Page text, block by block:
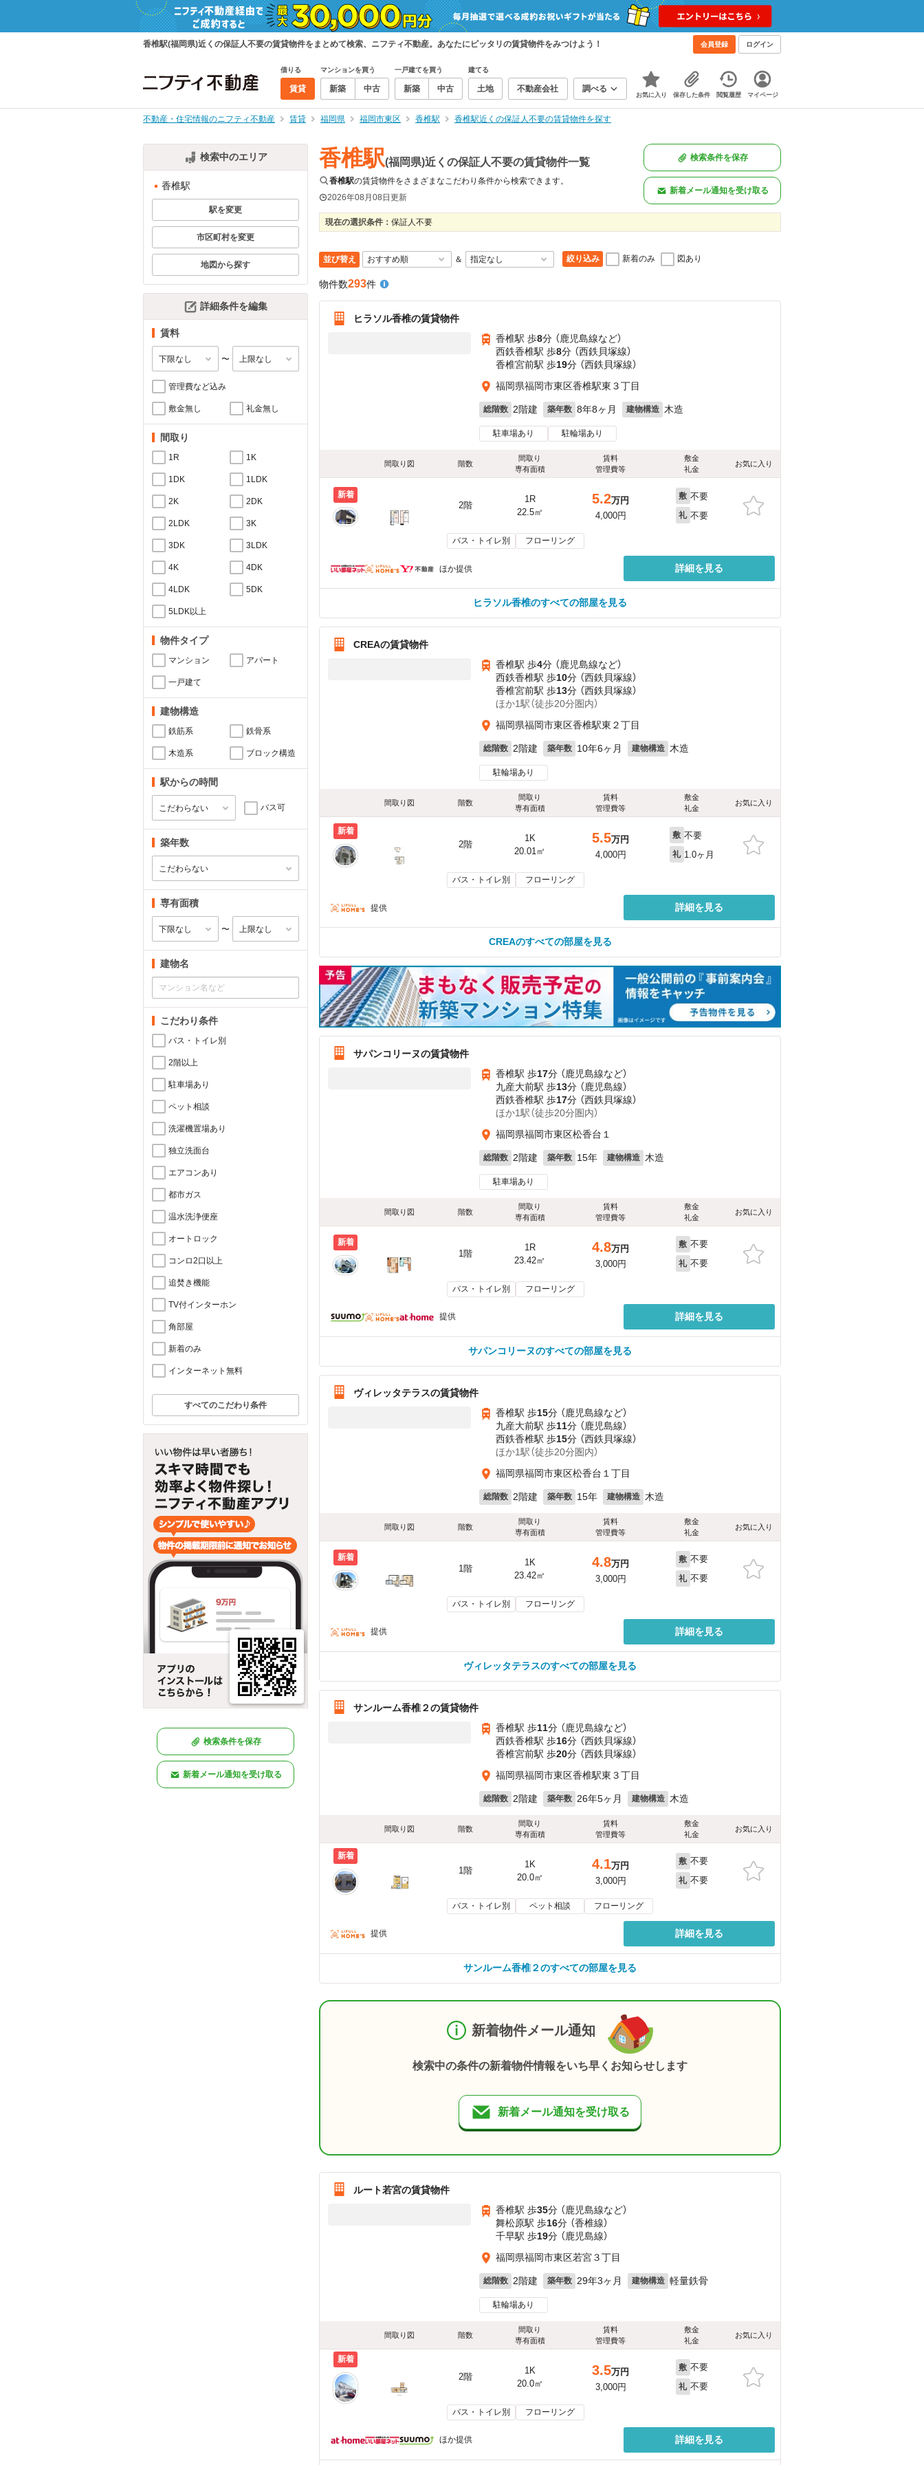
香椎駅(福岡県)近くの保証人不要の賃貸物件をまとめて検索、ニフティ不動産。あなたにピッタリの賃貸物件をみつけよう！ 会員登録 ログイン
借りる
賃貸
マンションを買う
新築 中古
一戸建てを買う
新築 中古
建てる
土地 不動産会社 調べる
お気に入り 保存した条件 閲覧履歴 マイページ
不動産・住宅情報のニフティ不動産 賃貸 福岡県 福岡市東区 香椎駅 香椎駅近くの保証人不要の賃貸物件を探す
検索中のエリア
香椎駅
駅を変更
市区町村を変更
地図から探す
詳細条件を編集
賃料
〜
管理費など込み
敷金無し 礼金無し
間取り
1R 1K
1DK 1LDK
2K 2DK
2LDK 3K
3DK 3LDK
4K 4DK
4LDK 5DK
5LDK以上
物件タイプ
マンション アパート
一戸建て
建物構造
鉄筋系 鉄骨系
木造系 ブロック構造
駅からの時間
バス可
築年数
専有面積
〜
建物名
こだわり条件
バス・トイレ別
2階以上
駐車場あり
ペット相談
洗濯機置場あり
独立洗面台
エアコンあり
都市ガス
温水洗浄便座
オートロック
コンロ2口以上
追焚き機能
TV付インターホン
角部屋
新着のみ
インターネット無料
すべてのこだわり条件
検索条件を保存
新着メール通知を受け取る
香椎駅(福岡県)近くの保証人不要の賃貸物件一覧
香椎駅の賃貸物件をさまざまなこだわり条件から検索できます。
2026年08月08日更新
検索条件を保存
新着メール通知を受け取る
現在の選択条件： 保証人不要
並び替え ＆ 絞り込み 新着のみ 図あり
物件数293件
ヒラソル香椎の賃貸物件
香椎駅 歩8分 （鹿児島線など）
西鉄香椎駅 歩8分 （西鉄貝塚線）
香椎宮前駅 歩19分 （西鉄貝塚線）
福岡県福岡市東区香椎駅東３丁目
総階数 2階建 築年数 8年8ヶ月 建物構造 木造
駐車場あり 駐輪場あり
間取り図 階数
間取り
専有面積
賃料
管理費等
敷金
礼金
お気に入り
新着
2階
1R
22.5㎡
5.2万円
4,000円
敷 不要
礼 不要
バス・トイレ別 フローリング
ほか提供 詳細を見る
ヒラソル香椎のすべての部屋を見る
CREAの賃貸物件
香椎駅 歩4分 （鹿児島線など）
西鉄香椎駅 歩10分 （西鉄貝塚線）
香椎宮前駅 歩13分 （西鉄貝塚線）
ほか1駅（徒歩20分圏内）
福岡県福岡市東区香椎駅東２丁目
総階数 2階建 築年数 10年6ヶ月 建物構造 木造
駐輪場あり
間取り図 階数
間取り
専有面積
賃料
管理費等
敷金
礼金
お気に入り
新着
2階
1K
20.01㎡
5.5万円
4,000円
敷 不要
礼 1.0ヶ月
バス・トイレ別 フローリング
提供 詳細を見る
CREAのすべての部屋を見る
サパンコリーヌの賃貸物件
香椎駅 歩17分 （鹿児島線など）
九産大前駅 歩13分 （鹿児島線）
西鉄香椎駅 歩17分 （西鉄貝塚線）
ほか1駅（徒歩20分圏内）
福岡県福岡市東区松香台１
総階数 2階建 築年数 15年 建物構造 木造
駐車場あり
間取り図 階数
間取り
専有面積
賃料
管理費等
敷金
礼金
お気に入り
新着
1階
1R
23.42㎡
4.8万円
3,000円
敷 不要
礼 不要
バス・トイレ別 フローリング
提供 詳細を見る
サパンコリーヌのすべての部屋を見る
ヴィレッタテラスの賃貸物件
香椎駅 歩15分 （鹿児島線など）
九産大前駅 歩11分 （鹿児島線）
西鉄香椎駅 歩15分 （西鉄貝塚線）
ほか1駅（徒歩20分圏内）
福岡県福岡市東区松香台１丁目
総階数 2階建 築年数 15年 建物構造 木造
間取り図 階数
間取り
専有面積
賃料
管理費等
敷金
礼金
お気に入り
新着
1階
1K
23.42㎡
4.8万円
3,000円
敷 不要
礼 不要
バス・トイレ別 フローリング
提供 詳細を見る
ヴィレッタテラスのすべての部屋を見る
サンルーム香椎２の賃貸物件
香椎駅 歩11分 （鹿児島線など）
西鉄香椎駅 歩16分 （西鉄貝塚線）
香椎宮前駅 歩20分 （西鉄貝塚線）
福岡県福岡市東区香椎駅東３丁目
総階数 2階建 築年数 26年5ヶ月 建物構造 木造
間取り図 階数
間取り
専有面積
賃料
管理費等
敷金
礼金
お気に入り
新着
1階
1K
20.0㎡
4.1万円
3,000円
敷 不要
礼 不要
バス・トイレ別 ペット相談 フローリング
提供 詳細を見る
サンルーム香椎２のすべての部屋を見る
新着物件メール通知
検索中の条件の新着物件情報をいち早くお知らせします
新着メール通知を受け取る
ルート若宮の賃貸物件
香椎駅 歩35分 （鹿児島線など）
舞松原駅 歩16分 （香椎線）
千早駅 歩19分 （鹿児島線）
福岡県福岡市東区若宮３丁目
総階数 2階建 築年数 29年3ヶ月 建物構造 軽量鉄骨
駐輪場あり
間取り図 階数
間取り
専有面積
賃料
管理費等
敷金
礼金
お気に入り
新着
2階
1K
20.0㎡
3.5万円
3,000円
敷 不要
礼 不要
バス・トイレ別 フローリング
ほか提供 詳細を見る